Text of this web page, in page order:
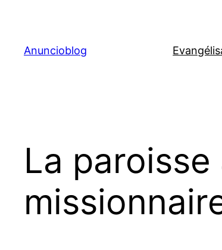
contenu
Anuncioblog
La paroisse